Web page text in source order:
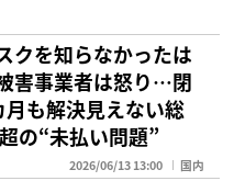
クを知らなかったは
害事業者は怒り…閉
も解決見えない総
の“未払い問題”
2026/06/13 13:00 国内